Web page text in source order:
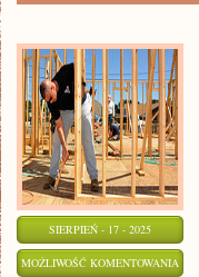
SIERPIEŃ - 17 - 2025
MOŻLIWOŚĆ KOMENTOWANIA